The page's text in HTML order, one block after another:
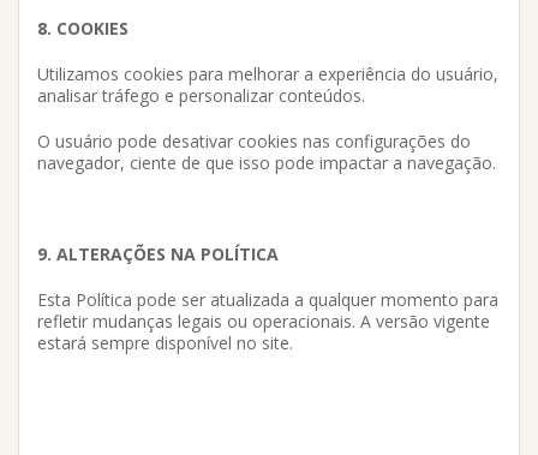
8. COOKIES
Utilizamos cookies para melhorar a experiência do usuário,
analisar tráfego e personalizar conteúdos.
O usuário pode desativar cookies nas configurações do
navegador, ciente de que isso pode impactar a navegação.
9. ALTERAÇÕES NA POLÍTICA
Esta Política pode ser atualizada a qualquer momento para
refletir mudanças legais ou operacionais. A versão vigente
estará sempre disponível no site.